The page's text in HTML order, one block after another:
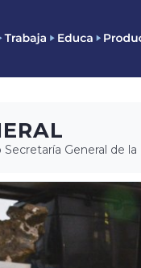
General de la